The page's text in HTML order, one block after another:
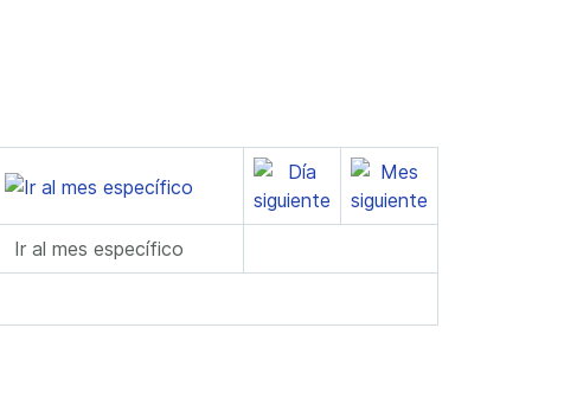
Ir al mes específico